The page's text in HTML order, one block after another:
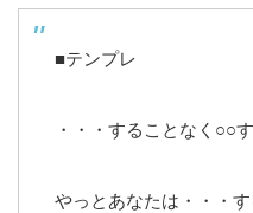
■テンプレ
・・・することなく○○
やっとあなたは・・・